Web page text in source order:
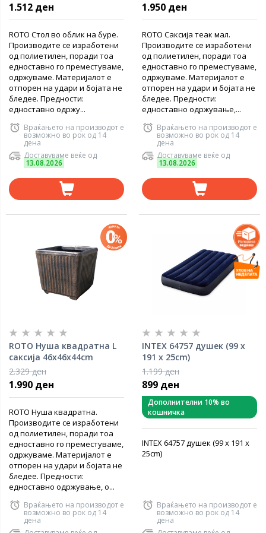
1.512 ден
ROTO Стол во облик на буре.
Производите се изработени
од полиетилен, поради тоа
едноставно го преместуваме,
одржуваме. Материјалот е
отпорен на удари и бојата не
бледее. Предности:
едноставно одржу...
Враќањето на производот е
возможно во рок од 14
дена
Доставуваме веќе од
13.08.2026
1.950 ден
ROTO Саксија теак мал.
Производите се изработени
од полиетилен, поради тоа
едноставно го преместуваме,
одржуваме. Материјалот е
отпорен на удари и бојата не
бледее. Предности:
едноставно одржување,...
Враќањето на производот е
возможно во рок од 14
дена
Доставуваме веќе од
13.08.2026
ROTO Нуша квадратна L
саксија 46x46x44cm
2.329 ден
1.990 ден
ROTO Нуша квадратна.
Производите се изработени
од полиетилен, поради тоа
едноставно го преместуваме,
одржуваме. Материјалот е
отпорен на удари и бојата не
бледее. Предности:
едноставно одржување, о...
Враќањето на производот е
возможно во рок од 14
дена
INTEX 64757 душек (99 x
191 x 25cm)
1.199 ден
899 ден
Дополнителни 10% во
кошничка
INTEX 64757 душек (99 x 191 x
25cm)
Враќањето на производот е
возможно во рок од 14
дена